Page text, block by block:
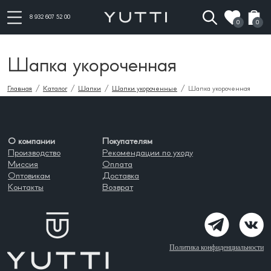
8 932 607 52 00
0
0
Шапка укороченная
Главная / Каталог/ Шапки / Шапки укороченные / Шапка укороченная
О компании
Производство
Миссия
Оптовикам
Контакты
Покупателям
Рекомендации по уходу
Оплата
Доставка
Возврат
Политика конфиденциальности